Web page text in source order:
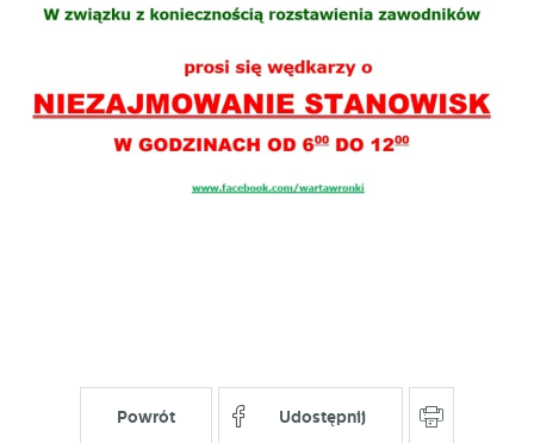
Powrót Udostępnij